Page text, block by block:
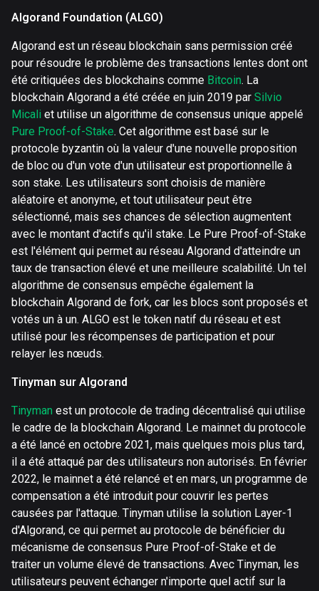
Algorand Foundation (ALGO)
Algorand est un réseau blockchain sans permission créé
pour résoudre le problème des transactions lentes dont ont
été critiquées des blockchains comme Bitcoin. La
blockchain Algorand a été créée en juin 2019 par Silvio
Micali et utilise un algorithme de consensus unique appelé
Pure Proof-of-Stake. Cet algorithme est basé sur le
protocole byzantin où la valeur d'une nouvelle proposition
de bloc ou d'un vote d'un utilisateur est proportionnelle à
son stake. Les utilisateurs sont choisis de manière
aléatoire et anonyme, et tout utilisateur peut être
sélectionné, mais ses chances de sélection augmentent
avec le montant d'actifs qu'il stake. Le Pure Proof-of-Stake
est l'élément qui permet au réseau Algorand d'atteindre un
taux de transaction élevé et une meilleure scalabilité. Un tel
algorithme de consensus empêche également la
blockchain Algorand de fork, car les blocs sont proposés et
votés un à un. ALGO est le token natif du réseau et est
utilisé pour les récompenses de participation et pour
relayer les nœuds.
Tinyman sur Algorand
Tinyman est un protocole de trading décentralisé qui utilise
le cadre de la blockchain Algorand. Le mainnet du protocole
a été lancé en octobre 2021, mais quelques mois plus tard,
il a été attaqué par des utilisateurs non autorisés. En février
2022, le mainnet a été relancé et en mars, un programme de
compensation a été introduit pour couvrir les pertes
causées par l'attaque. Tinyman utilise la solution Layer-1
d'Algorand, ce qui permet au protocole de bénéficier du
mécanisme de consensus Pure Proof-of-Stake et de
traiter un volume élevé de transactions. Avec Tinyman, les
utilisateurs peuvent échanger n'importe quel actif sur la